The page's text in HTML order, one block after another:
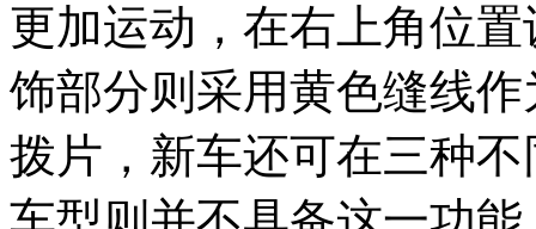
更加运动，在右上角位
饰部分则采用黄色缝线
拨片，新车还可在三种